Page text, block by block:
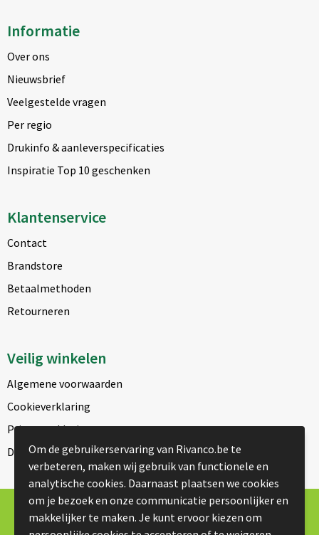
Informatie
Over ons
Nieuwsbrief
Veelgestelde vragen
Per regio
Drukinfo & aanleverspecificaties
Inspiratie Top 10 geschenken
Klantenservice
Contact
Brandstore
Betaalmethoden
Retourneren
Veilig winkelen
Algemene voorwaarden
Cookieverklaring
Privacyverklaring
Disclaimer
© Copyright Rivanco 2026
Om de gebruikerservaring van Rivanco.be te
verbeteren, maken wij gebruik van functionele en
analytische cookies. Daarnaast plaatsen we cookies
om je bezoek en onze communicatie persoonlijker en
makkelijker te maken. Je kunt ervoor kiezen om